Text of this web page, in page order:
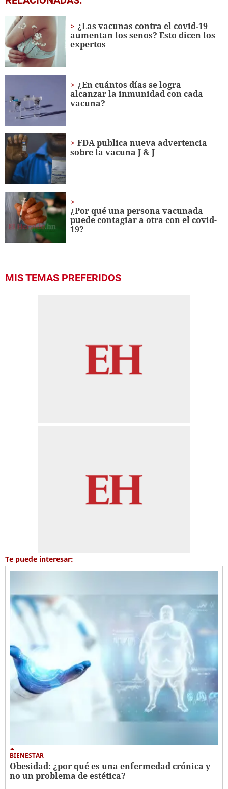
of
minute,
56
seconds
¿Las vacunas contra el covid-19
aumentan los senos? Esto dicen los
expertos
¿En cuántos días se logra
alcanzar la inmunidad con cada
vacuna?
FDA publica nueva advertencia
sobre la vacuna J & J
¿Por qué una persona vacunada
puede contagiar a otra con el covid-
19?
MIS TEMAS PREFERIDOS
Te puede interesar:
BIENESTAR
Obesidad: ¿por qué es una enfermedad crónica y
no un problema de estética?